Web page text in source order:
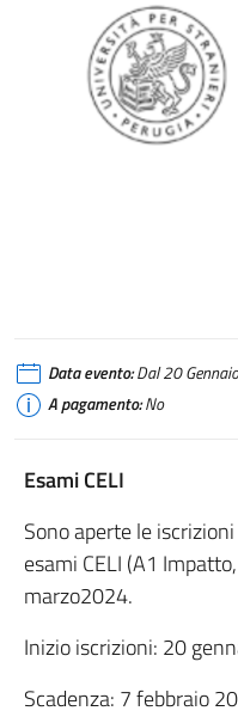
Data evento:Dal 20
A pagamento:No
Esami CELI
Sono aperte le
esami CELI (A1
marzo2024.
Inizio iscrizioni: 20
Scadenza: 7 febbraio